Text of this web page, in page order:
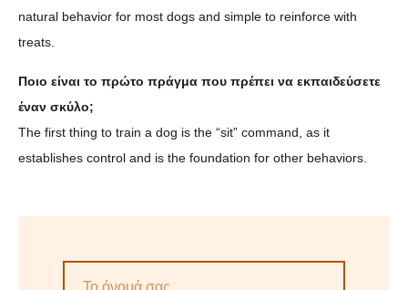
natural behavior for most dogs and simple to reinforce with
treats.
Ποιο είναι το πρώτο πράγμα που πρέπει να εκπαιδεύσετε
έναν σκύλο;
The first thing to train a dog is the “sit” command, as it
establishes control and is the foundation for other behaviors.